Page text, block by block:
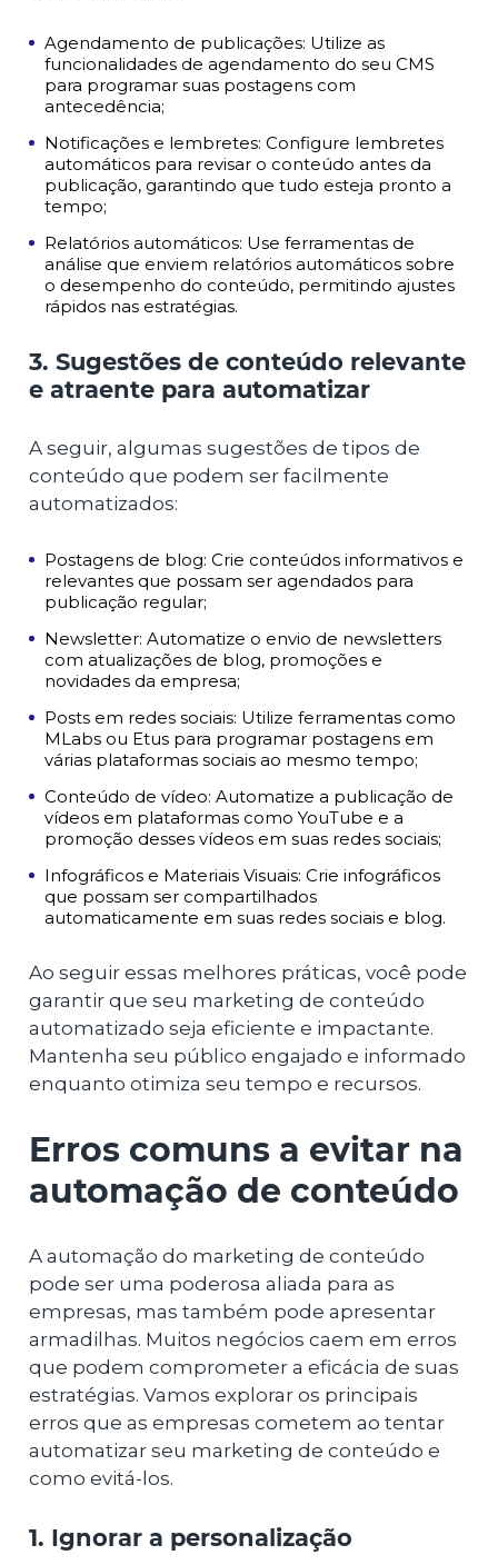
Agendamento de publicações: Utilize as
funcionalidades de agendamento do seu CMS
para programar suas postagens com
antecedência;
Notificações e lembretes: Configure lembretes
automáticos para revisar o conteúdo antes da
publicação, garantindo que tudo esteja pronto a
tempo;
Relatórios automáticos: Use ferramentas de
análise que enviem relatórios automáticos sobre
o desempenho do conteúdo, permitindo ajustes
rápidos nas estratégias.
3. Sugestões de conteúdo relevante
e atraente para automatizar
A seguir, algumas sugestões de tipos de
conteúdo que podem ser facilmente
automatizados:
Postagens de blog: Crie conteúdos informativos e
relevantes que possam ser agendados para
publicação regular;
Newsletter: Automatize o envio de newsletters
com atualizações de blog, promoções e
novidades da empresa;
Posts em redes sociais: Utilize ferramentas como
MLabs ou Etus para programar postagens em
várias plataformas sociais ao mesmo tempo;
Conteúdo de vídeo: Automatize a publicação de
vídeos em plataformas como YouTube e a
promoção desses vídeos em suas redes sociais;
Infográficos e Materiais Visuais: Crie infográficos
que possam ser compartilhados
automaticamente em suas redes sociais e blog.
Ao seguir essas melhores práticas, você pode
garantir que seu marketing de conteúdo
automatizado seja eficiente e impactante.
Mantenha seu público engajado e informado
enquanto otimiza seu tempo e recursos.
Erros comuns a evitar na
automação de conteúdo
A automação do marketing de conteúdo
pode ser uma poderosa aliada para as
empresas, mas também pode apresentar
armadilhas. Muitos negócios caem em erros
que podem comprometer a eficácia de suas
estratégias. Vamos explorar os principais
erros que as empresas cometem ao tentar
automatizar seu marketing de conteúdo e
como evitá-los.
1. Ignorar a personalização